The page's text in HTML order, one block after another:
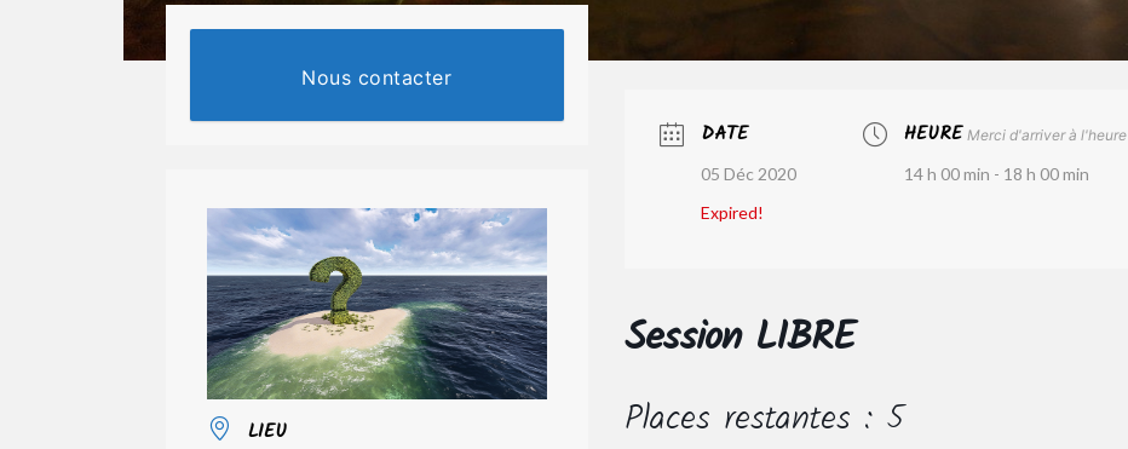
Nous contacter
LIEU
DATE
05 Déc 2020
Expired!
HEURE Merci d'arriver à l'heure
14 h 00 min - 18 h 00 min
Session LIBRE
Places restantes : 5